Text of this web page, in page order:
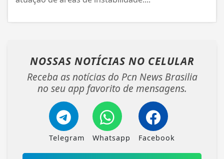
NOSSAS NOTÍCIAS NO CELULAR
Receba as notícias do Pcn News Brasilia
no seu app favorito de mensagens.
Telegram Whatsapp Facebook